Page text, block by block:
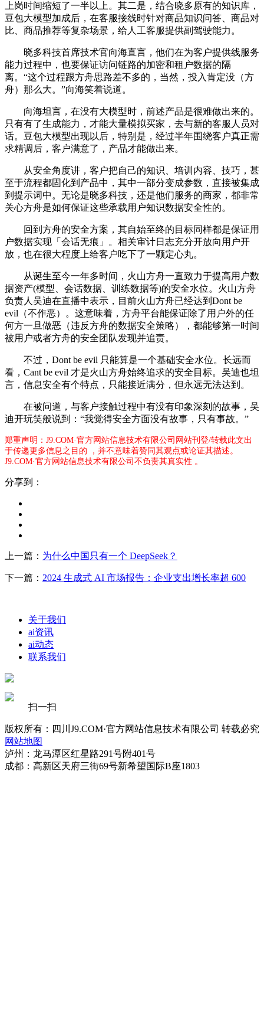
上岗时间缩短了一半以上。其二是，结合晓多原有的知识库，
豆包大模型加成后，在客服接线时针对商品知识问答、商品对
比、商品推荐等复杂场景，给人工客服提供副驾驶能力。
晓多科技首席技术官向海直言，他们在为客户提供线服务
能力过程中，也要保证访问链路的加密和租户数据的隔
离。“这个过程跟方舟思路差不多的，当然，投入肯定没（方
舟）那么大。”向海笑着说道。
向海坦言，在没有大模型时，前述产品是很难做出来的。
只有有了生成能力，才能大量模拟买家，去与新的客服人员对
话。豆包大模型出现以后，特别是，经过半年围绕客户真正需
求精调后，客户满意了，产品才能做出来。
从安全角度讲，客户把自己的知识、培训内容、技巧，甚
至于流程都固化到产品中，其中一部分变成参数，直接被集成
到提示词中。无论是晓多科技，还是他们服务的商家，都非常
关心方舟是如何保证这些承载用户知识数据安全性的。
回到方舟的安全方案，其自始至终的目标同样都是保证用
户数据实现「会话无痕」。相关审计日志充分开放向用户开
放，也在很大程度上给客户吃下了一颗定心丸。
从诞生至今一年多时间，火山方舟一直致力于提高用户数
据资产(模型、会话数据、训练数据等)的安全水位。火山方舟
负责人吴迪在直播中表示，目前火山方舟已经达到Dont be
evil（不作恶）。这意味着，方舟平台能保证除了用户外的任
何方一旦做恶（违反方舟的数据安全策略），都能够第一时间
被用户或者方舟的安全团队发现并追责。
不过，Dont be evil 只能算是一个基础安全水位。长远而
看，Cant be evil 才是火山方舟始终追求的安全目标。吴迪也坦
言，信息安全有个特点，只能接近满分，但永远无法达到。
在被问道，与客户接触过程中有没有印象深刻的故事，吴
迪开玩笑般说到：“我觉得安全方面没有故事，只有事故。”
郑重声明：J9.COM·官方网站信息技术有限公司网站刊登/转载此文出
于传递更多信息之目的 ，并不意味着赞同其观点或论证其描述。
J9.COM·官方网站信息技术有限公司不负责其真实性 。
分享到：
上一篇： 为什么中国只有一个 DeepSeek？
下一篇： 2024 生成式 AI 市场报告：企业支出增长率超 600
关于我们
ai资讯
ai动态
联系我们
扫一扫
版权所有：四川J9.COM·官方网站信息技术有限公司 转载必究
网站地图
泸州：龙马潭区红星路291号附401号
成都：高新区天府三街69号新希望国际B座1803